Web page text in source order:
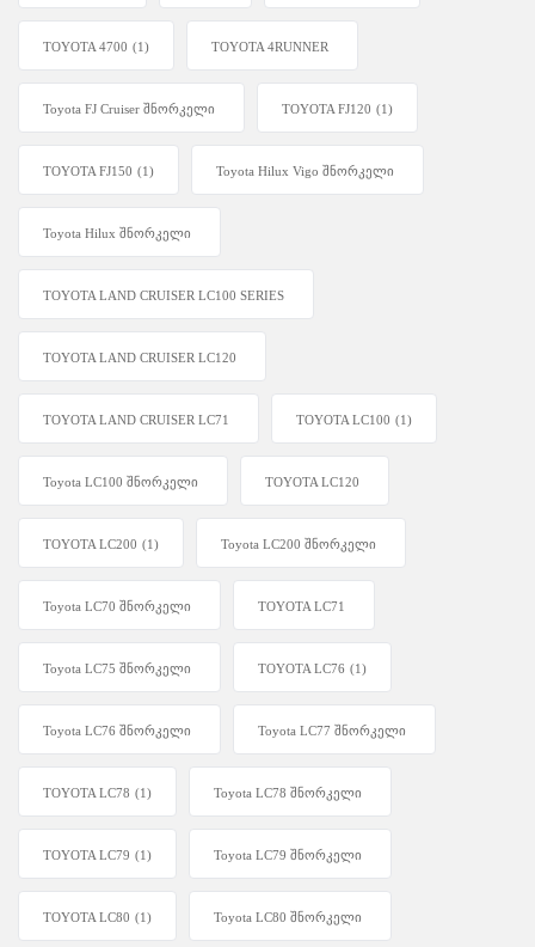
TOYOTA 4700 (1) TOYOTA 4RUNNER
Toyota FJ Cruiser შნორკელი TOYOTA FJ120 (1)
TOYOTA FJ150 (1) Toyota Hilux Vigo შნორკელი
Toyota Hilux შნორკელი
TOYOTA LAND CRUISER LC100 SERIES
TOYOTA LAND CRUISER LC120
TOYOTA LAND CRUISER LC71 TOYOTA LC100 (1)
Toyota LC100 შნორკელი TOYOTA LC120
TOYOTA LC200 (1) Toyota LC200 შნორკელი
Toyota LC70 შნორკელი TOYOTA LC71
Toyota LC75 შნორკელი TOYOTA LC76 (1)
Toyota LC76 შნორკელი Toyota LC77 შნორკელი
TOYOTA LC78 (1) Toyota LC78 შნორკელი
TOYOTA LC79 (1) Toyota LC79 შნორკელი
TOYOTA LC80 (1) Toyota LC80 შნორკელი